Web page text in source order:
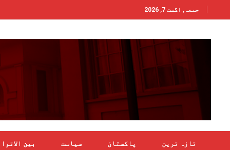
جمعہ, اگست 7, 2026
تازہ ترین پاکستان سیاست بین